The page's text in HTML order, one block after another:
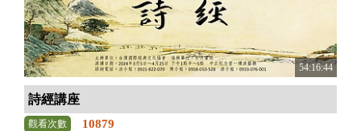
54:16:44
詩經講座
觀看次數 10879